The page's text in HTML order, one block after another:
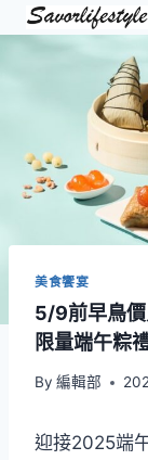
Skip
美食饗宴
5/9前早鳥
限量端午粽
By 編輯部
迎接2025端